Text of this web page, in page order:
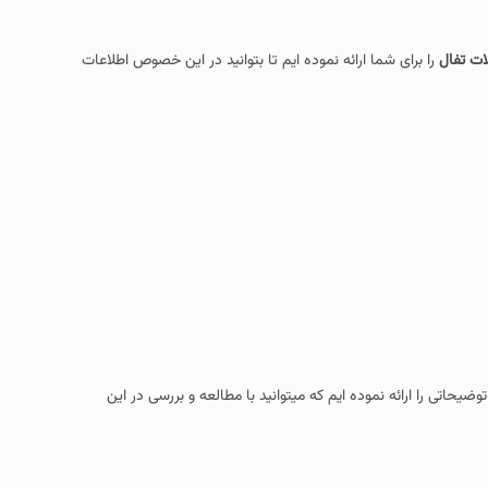
تفال را برای شما ارائه نموده ایم تا بتوانید در این خصوص اطلاعات
را ارائه نموده ایم که میتوانید با مطالعه و بررسی در این